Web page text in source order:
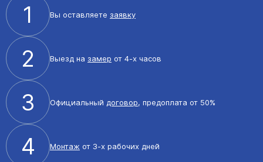
1 Вы оставляете заявку
2 Выезд на замер от 4-х часов
3 Официальный договор, предоплата от 50%
4 Монтаж от 3-х рабочих дней